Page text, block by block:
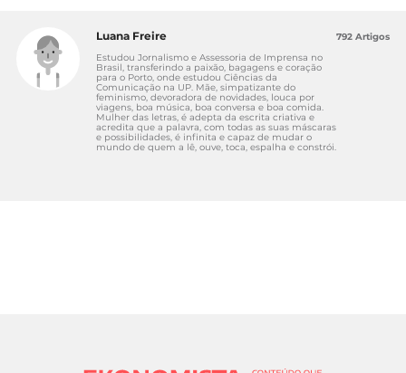
Luana Freire
Estudou Jornalismo e Assessoria de Imprensa no
Brasil, transferindo a paixão, bagagens e coração
para o Porto, onde estudou Ciências da
Comunicação na UP. Mãe, simpatizante do
feminismo, devoradora de novidades, louca por
viagens, boa música, boa conversa e boa comida.
Mulher das letras, é adepta da escrita criativa e
acredita que a palavra, com todas as suas máscaras
e possibilidades, é infinita e capaz de mudar o
mundo de quem a lê, ouve, toca, espalha e constrói.
792 Artigos